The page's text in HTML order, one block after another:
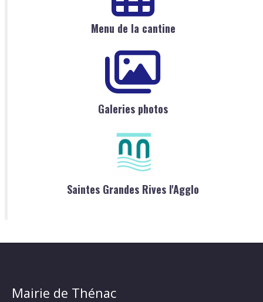
Menu de la cantine
Galeries photos
Saintes Grandes Rives l'Agglo
Mairie de Thénac